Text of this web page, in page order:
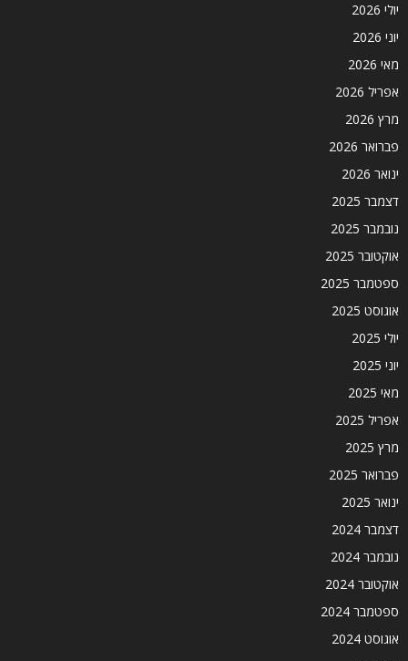
יולי 2026
יוני 2026
מאי 2026
אפריל 2026
מרץ 2026
פברואר 2026
ינואר 2026
דצמבר 2025
נובמבר 2025
אוקטובר 2025
ספטמבר 2025
אוגוסט 2025
יולי 2025
יוני 2025
מאי 2025
אפריל 2025
מרץ 2025
פברואר 2025
ינואר 2025
דצמבר 2024
נובמבר 2024
אוקטובר 2024
ספטמבר 2024
אוגוסט 2024